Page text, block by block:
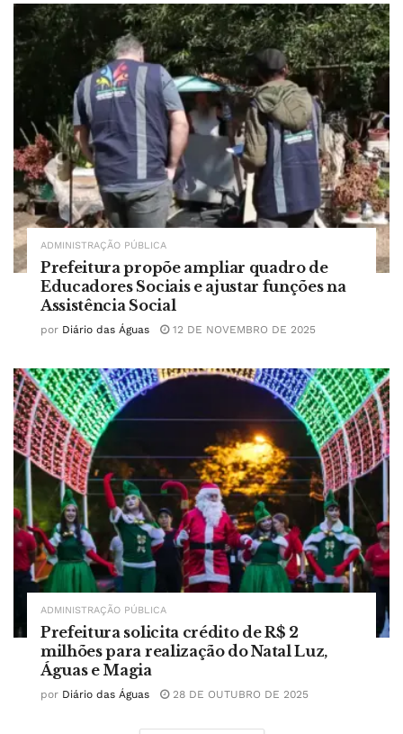
ADMINISTRAÇÃO PÚBLICA
Prefeitura propõe ampliar quadro de
Educadores Sociais e ajustar funções na
Assistência Social
por Diário das Águas 12 DE NOVEMBRO DE 2025
ADMINISTRAÇÃO PÚBLICA
Prefeitura solicita crédito de R$ 2
milhões para realização do Natal Luz,
Águas e Magia
por Diário das Águas 28 DE OUTUBRO DE 2025